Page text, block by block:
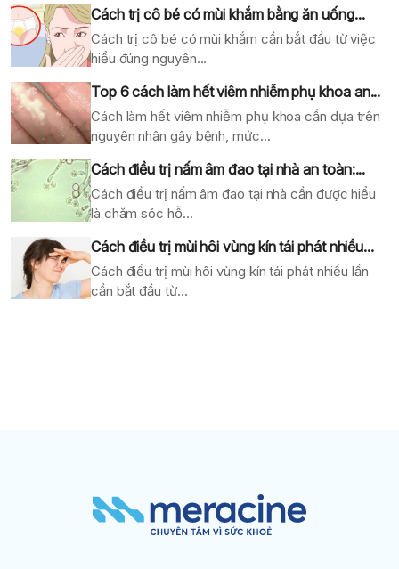
Cách trị cô bé có mùi khắm bằng ăn uống...
Cách trị cô bé có mùi khắm cần bắt đầu từ việc
hiểu đúng nguyên...
Top 6 cách làm hết viêm nhiễm phụ khoa an...
Cách làm hết viêm nhiễm phụ khoa cần dựa trên
nguyên nhân gây bệnh, mức...
Cách điều trị nấm âm đao tại nhà an toàn:...
Cách điều trị nấm âm đao tại nhà cần được hiểu
là chăm sóc hỗ...
Cách điều trị mùi hôi vùng kín tái phát nhiều...
Cách điều trị mùi hôi vùng kín tái phát nhiều lần
cần bắt đầu từ...